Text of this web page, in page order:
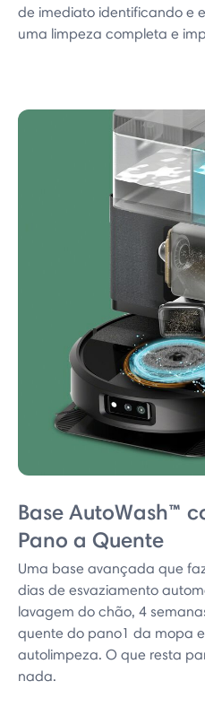
de imediato identificando e
uma limpeza completa e
Base AutoWash™
Pano a Quente
Uma base avançada que
dias de esvaziamento
lavagem do chão, 4
quente do pano1 da mopa
autolimpeza. O que resta
nada.